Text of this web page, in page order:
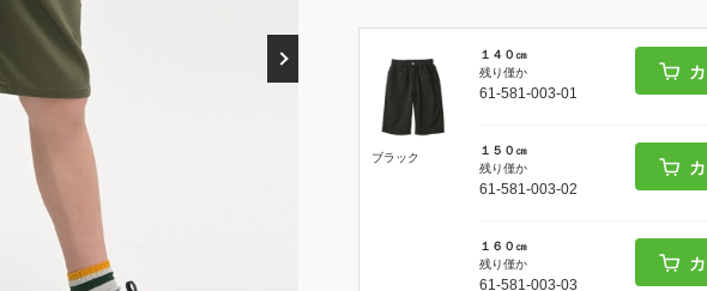
ブラック
１４０㎝
残り僅か
61-581-003-01
１５０㎝
残り僅か
61-581-003-02
１６０㎝
残り僅か
61-581-003-03